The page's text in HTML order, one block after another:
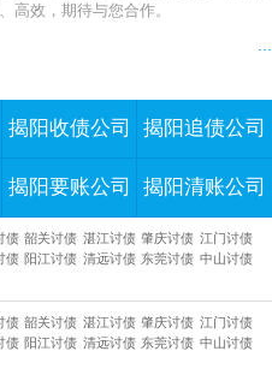
高效，期待与您合作。
揭阳收债公司 揭阳追债公司
揭阳要账公司 揭阳清账公司
债 韶关讨债 湛江讨债 肇庆讨债 江门讨债
债 阳江讨债 清远讨债 东莞讨债 中山讨债
债 韶关讨债 湛江讨债 肇庆讨债 江门讨债
债 阳江讨债 清远讨债 东莞讨债 中山讨债